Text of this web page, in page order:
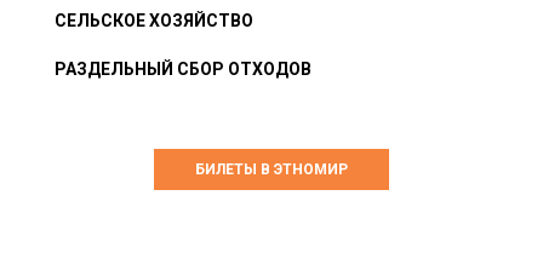
СЕЛЬСКОЕ ХОЗЯЙСТВО
РАЗДЕЛЬНЫЙ СБОР ОТХОДОВ
БИЛЕТЫ В ЭТНОМИР